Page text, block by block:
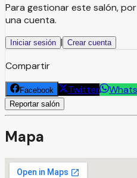
Para gestionar este salón,
una cuenta.
Iniciar sesión | Crear cuenta
Compartir
Facebook Twitter
Reportar salón
Mapa